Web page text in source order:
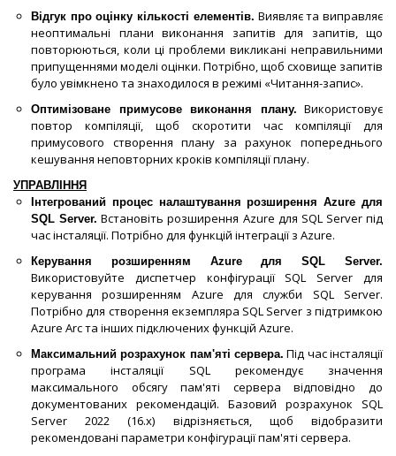
Відгук про оцінку кількості елементів. Виявляє та виправляє
неоптимальні плани виконання запитів для запитів, що
повторюються, коли ці проблеми викликані неправильними
припущеннями моделі оцінки. Потрібно, щоб сховище запитів
було увімкнено та знаходилося в режимі «Читання-запис».
Оптимізоване примусове виконання плану. Використовує
повтор компіляції, щоб скоротити час компіляції для
примусового створення плану за рахунок попереднього
кешування неповторних кроків компіляції плану.
УПРАВЛІННЯ
Інтегрований процес налаштування розширення Azure для
SQL Server. Встановіть розширення Azure для SQL Server під
час інсталяції. Потрібно для функцій інтеграції з Azure.
Керування розширенням Azure для SQL Server.
Використовуйте диспетчер конфігурації SQL Server для
керування розширенням Azure для служби SQL Server.
Потрібно для створення екземпляра SQL Server з підтримкою
Azure Arc та інших підключених функцій Azure.
Максимальний розрахунок пам'яті сервера. Під час інсталяції
програма інсталяції SQL рекомендує значення
максимального обсягу пам'яті сервера відповідно до
документованих рекомендацій. Базовий розрахунок SQL
Server 2022 (16.x) відрізняється, щоб відобразити
рекомендовані параметри конфігурації пам'яті сервера.